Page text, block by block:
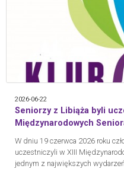
2026-06-22
Seniorzy z Libiąża byli
Międzynarodowych
W dniu 19 czerwca 2026 roku
uczestniczyli w XIII
jednym z największych